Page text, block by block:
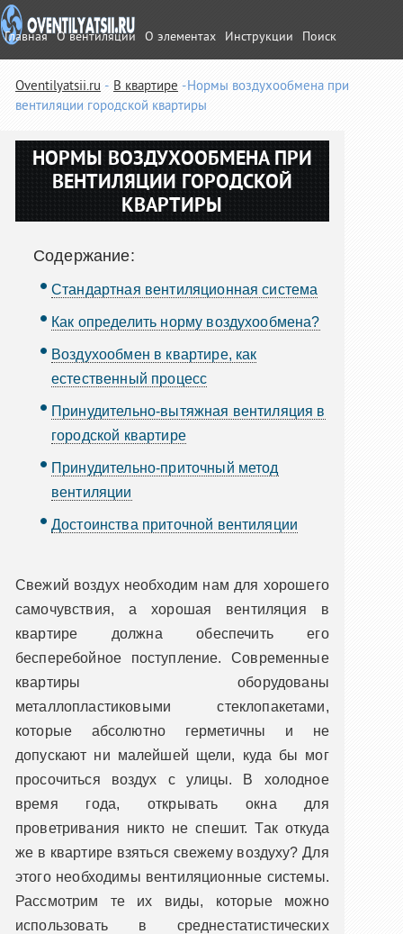
Главная О вентиляции О элементах Инструкции Поиск
Oventilyatsii.ru В квартире Нормы воздухообмена при
вентиляции городской квартиры
НОРМЫ ВОЗДУХООБМЕНА ПРИ
ВЕНТИЛЯЦИИ ГОРОДСКОЙ
КВАРТИРЫ
Содержание:
Стандартная вентиляционная система
Как определить норму воздухообмена?
Воздухообмен в квартире, как
естественный процесс
Принудительно-вытяжная вентиляция в
городской квартире
Принудительно-приточный метод
вентиляции
Достоинства приточной вентиляции
Свежий воздух необходим нам для хорошего
самочувствия, а хорошая вентиляция в
квартире должна обеспечить его
бесперебойное поступление. Современные
квартиры оборудованы
металлопластиковыми стеклопакетами,
которые абсолютно герметичны и не
допускают ни малейшей щели, куда бы мог
просочиться воздух с улицы. В холодное
время года, открывать окна для
проветривания никто не спешит. Так откуда
же в квартире взяться свежему воздуху? Для
этого необходимы вентиляционные системы.
Рассмотрим те их виды, которые можно
использовать в среднестатистических